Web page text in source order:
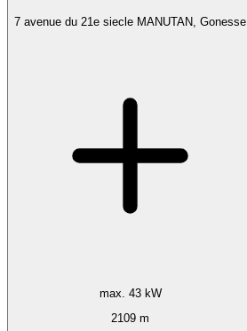
7 avenue du 21e siecle MANUTAN, Gonesse
max. 43 kW
2109 m